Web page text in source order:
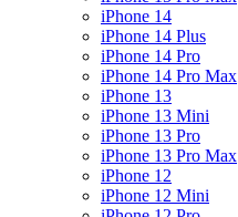
iPhone 14
iPhone 14 Plus
iPhone 14 Pro
iPhone 14 Pro Max
iPhone 13
iPhone 13 Mini
iPhone 13 Pro
iPhone 13 Pro Max
iPhone 12
iPhone 12 Mini